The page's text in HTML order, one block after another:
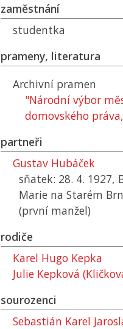
zaměstnání
studentka
prameny, literatura
Archivní pramen
"Národní výbor
domovského
partneři
Gustav Hubáček
sňatek: 28. 4. 1927,
Marie na Starém
(první manžel)
rodiče
Karel Hugo Kepka
Julie Kepková
sourozenci
Sebastián Karel